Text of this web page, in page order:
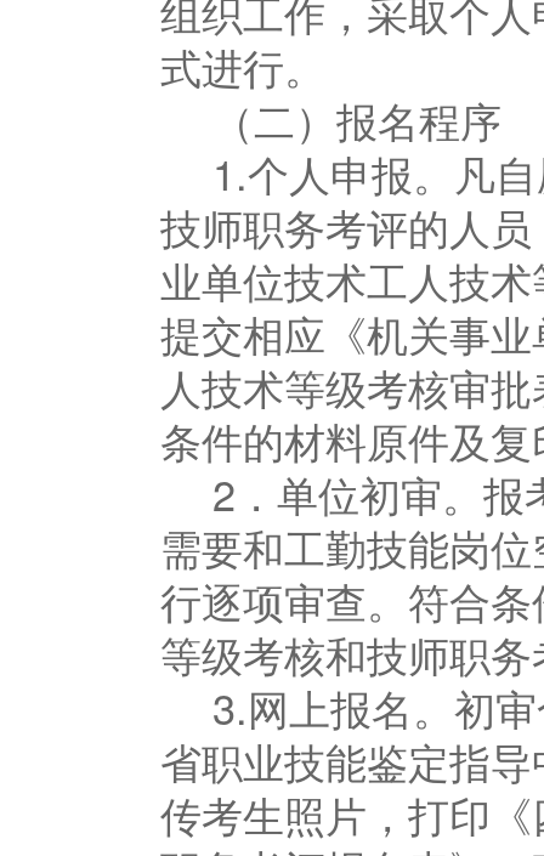
组织工作，采取个
式进行。
（二）报名程序
1.个人申报。凡
技师职务考评的人
业单位技术工人技
提交相应《机关事
人技术等级考核审
条件的材料原件及
2．单位初审。报
需要和工勤技能岗
行逐项审查。符合
等级考核和技师职
3.网上报名。初
省职业技能鉴定指
传考生照片，打印